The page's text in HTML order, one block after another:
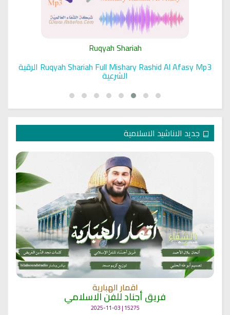
Ruqyah Shariah
Ruqyah Shariah Full Mishary Rashid Al Afasy Mp3 الرقية
الشرعية
جديد الاناشيد الاسلامية
اقمار الهبارية
فريق أجناد للفن الاسلامي
15275 | 2025-11-03